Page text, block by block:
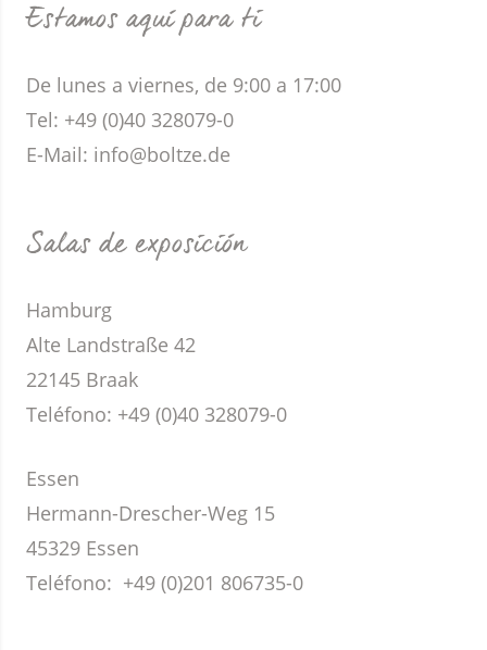
Estamos aquí para ti
De lunes a viernes, de 9:00 a 17:00
Tel: +49 (0)40 328079-0
E-Mail: info@boltze.de
Salas de exposición
Hamburg
Alte Landstraße 42
22145 Braak
Teléfono: +49 (0)40 328079-0
Essen
Hermann-Drescher-Weg 15
45329 Essen
Teléfono: +49 (0)201 806735-0